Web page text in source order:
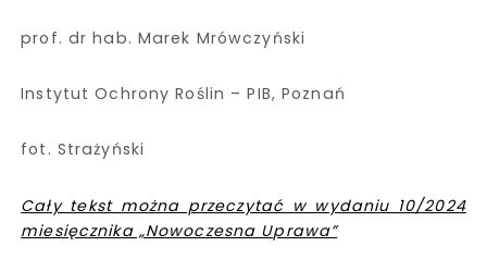
prof. dr hab. Marek Mrówczyński
Instytut Ochrony Roślin – PIB, Poznań
fot. Strażyński
Cały tekst można przeczytać w wydaniu 10/2024
miesięcznika „Nowoczesna Uprawa”